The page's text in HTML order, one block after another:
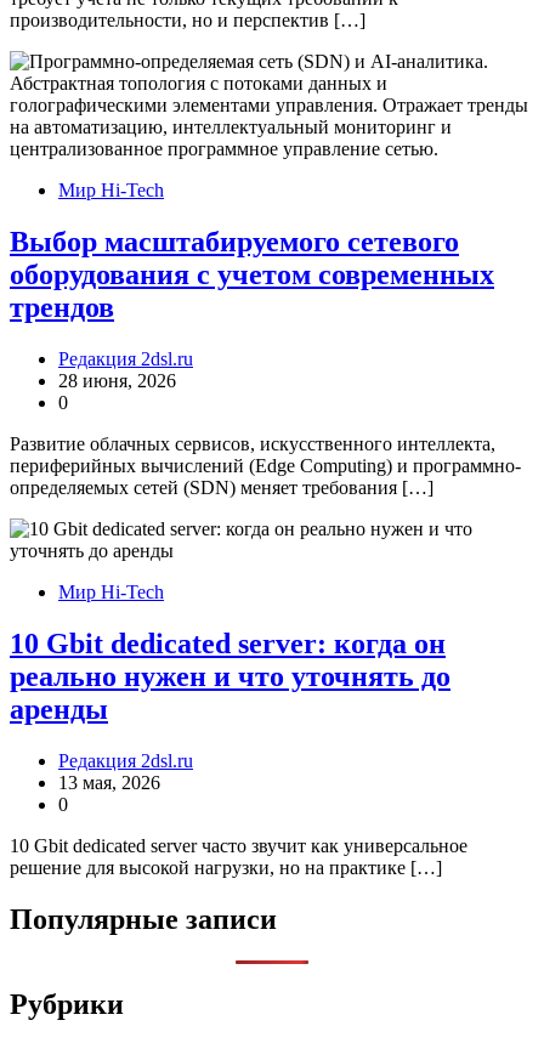
производительности, но и перспектив […]
Мир Hi-Tech
Выбор масштабируемого сетевого
оборудования с учетом современных
трендов
Редакция 2dsl.ru
28 июня, 2026
0
Развитие облачных сервисов, искусственного интеллекта,
периферийных вычислений (Edge Computing) и программно-
определяемых сетей (SDN) меняет требования […]
Мир Hi-Tech
10 Gbit dedicated server: когда он
реально нужен и что уточнять до
аренды
Редакция 2dsl.ru
13 мая, 2026
0
10 Gbit dedicated server часто звучит как универсальное
решение для высокой нагрузки, но на практике […]
Популярные записи
Рубрики